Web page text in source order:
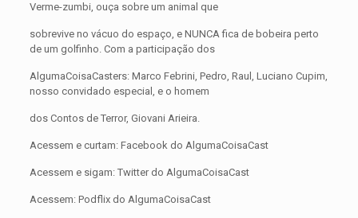
Verme-zumbi, ouça sobre um animal que
sobrevive no vácuo do espaço, e NUNCA fica de bobeira perto
de um golfinho. Com a participação dos
AlgumaCoisaCasters: Marco Febrini, Pedro, Raul, Luciano Cupim,
nosso convidado especial, e o homem
dos Contos de Terror, Giovani Arieira.
Acessem e curtam: Facebook do AlgumaCoisaCast
Acessem e sigam: Twitter do AlgumaCoisaCast
Acessem: Podflix do AlgumaCoisaCast